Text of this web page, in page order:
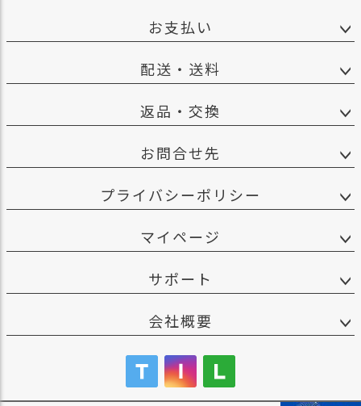
お支払い
配送・送料
返品・交換
お問合せ先
プライバシーポリシー
マイページ
サポート
会社概要